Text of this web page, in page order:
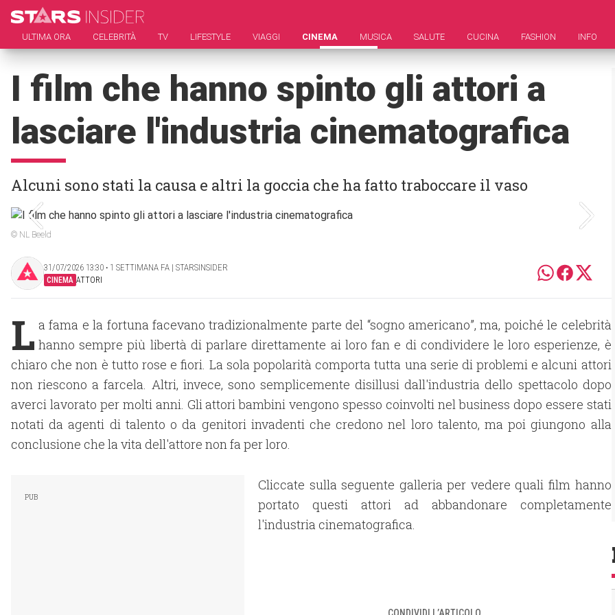
ULTIMA ORA CELEBRITÀ TV LIFESTYLE VIAGGI CINEMA MUSICA SALUTE CUCINA FASHION INFO
I film che hanno spinto gli attori a
lasciare l'industria cinematografica
Alcuni sono stati la causa e altri la goccia che ha fatto traboccare il vaso
© NL Beeld
31/07/2026 13:30 ‧ 1 SETTIMANA FA | STARSINSIDER
CINEMA ATTORI
L a fama e la fortuna facevano tradizionalmente parte del “sogno americano”, ma, poiché le celebrità
hanno sempre più libertà di parlare direttamente ai loro fan e di condividere le loro esperienze, è
chiaro che non è tutto rose e fiori. La sola popolarità comporta tutta una serie di problemi e alcuni attori
non riescono a farcela. Altri, invece, sono semplicemente disillusi dall'industria dello spettacolo dopo
averci lavorato per molti anni. Gli attori bambini vengono spesso coinvolti nel business dopo essere stati
notati da agenti di talento o da genitori invadenti che credono nel loro talento, ma poi giungono alla
conclusione che la vita dell'attore non fa per loro.
Cliccate sulla seguente galleria per vedere quali film hanno
portato questi attori ad abbandonare completamente
l'industria cinematografica.